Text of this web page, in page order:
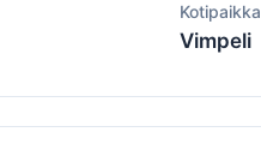
Kotipaikka
Vimpeli